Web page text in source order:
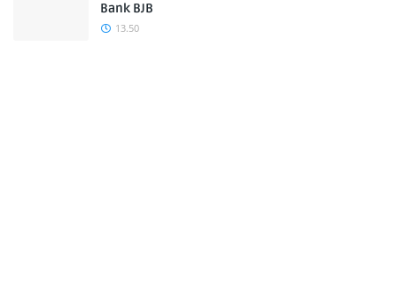
Bank BJB
13.50